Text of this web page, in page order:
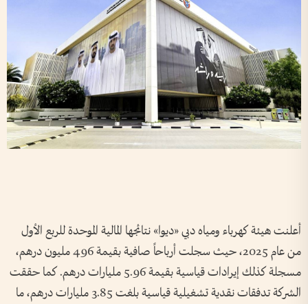
أعلنت هيئة كهرباء ومياه دبي «ديوا» نتائجها المالية الموحدة للربع الأول
من عام 2025، حيث سجلت أرباحاً صافية بقيمة 496 مليون درهم،
مسجلة كذلك إيرادات قياسية بقيمة 5.96 مليارات درهم. كما حققت
الشركة تدفقات نقدية تشغيلية قياسية بلغت 3.85 مليارات درهم، ما